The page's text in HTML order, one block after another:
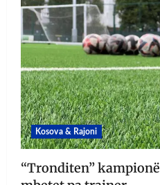
Kosova & Rajoni
“Tronditen”